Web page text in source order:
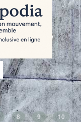
8 9
10